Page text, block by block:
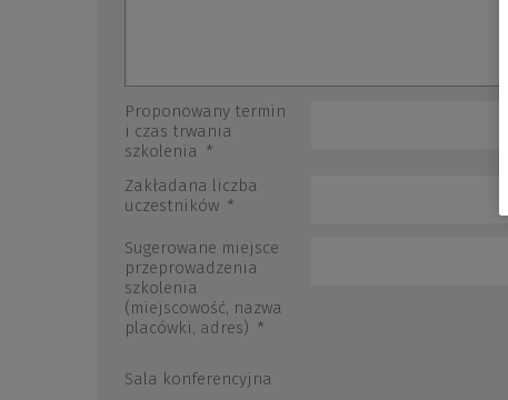
Proponowany termin
i czas trwania
szkolenia *
Zakładana liczba
uczestników *
Sugerowane miejsce
przeprowadzenia
szkolenia
(miejscowość, nazwa
placówki, adres) *
Sala konferencyjna